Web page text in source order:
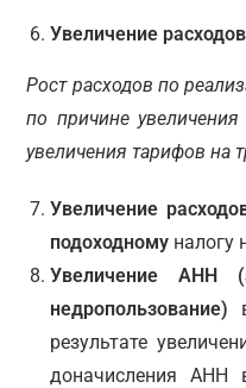
Увеличение
Рост расходов по
по причине
увеличения тарифов на
Увеличение
подоходному налогу
Увеличение АНН
недропользование)
результате
доначисления